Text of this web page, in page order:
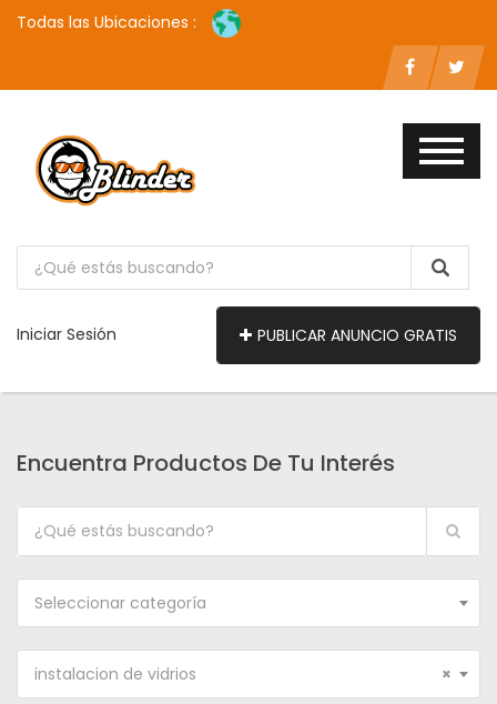
Todas las Ubicaciones :
Iniciar Sesión PUBLICAR ANUNCIO GRATIS
Encuentra Productos De Tu Interés
Seleccionar categoría
×
instalacion de vidrios